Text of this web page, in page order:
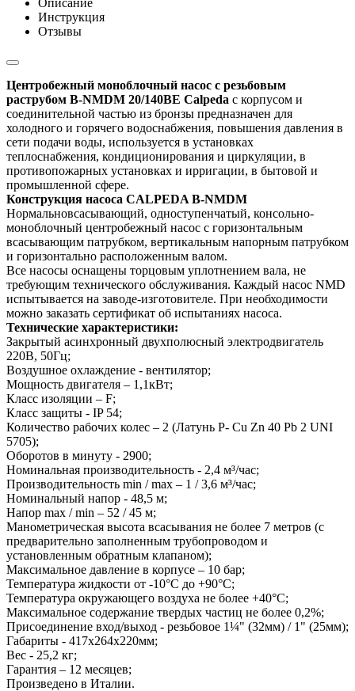
Инструкция
Отзывы
Центробежный моноблочный насос с резьбовым
раструбом B-NMDM 20/140BE Calpeda с корпусом и
соединительной частью из бронзы предназначен для
холодного и горячего водоснабжения, повышения давления в
сети подачи воды, используется в установках
теплоснабжения, кондиционирования и циркуляции, в
противопожарных установках и ирригации, в бытовой и
промышленной сфере.
Конструкция насоса CALPEDA B-NMDM
Нормальновсасывающий, одноступенчатый, консольно-
моноблочный центробежный насос с горизонтальным
всасывающим патрубком, вертикальным напорным патрубком
и горизонтально расположенным валом.
Все насосы оснащены торцовым уплотнением вала, не
требующим технического обслуживания. Каждый насос NMD
испытывается на заводе-изготовителе. При необходимости
можно заказать сертификат об испытаниях насоса.
Технические характеристики:
Закрытый асинхронный двухполюсный электродвигатель
220В, 50Гц;
Воздушное охлаждение - вентилятор;
Мощность двигателя – 1,1кВт;
Класс изоляции – F;
Класс защиты - IP 54;
Количество рабочих колес – 2 (Латунь P- Cu Zn 40 Pb 2 UNI
5705);
Оборотов в минуту - 2900;
Номинальная производительность - 2,4 м³/час;
Производительность min / max – 1 / 3,6 м³/час;
Номинальный напор - 48,5 м;
Напор max / min – 52 / 45 м;
Манометрическая высота всасывания не более 7 метров (с
предварительно заполненным трубопроводом и
установленным обратным клапаном);
Максимальное давление в корпусе – 10 бар;
Температура жидкости от -10°С до +90°С;
Температура окружающего воздуха не более +40°С;
Максимальное содержание твердых частиц не более 0,2%;
Присоединение вход/выход - резьбовое 1¼" (32мм) / 1" (25мм);
Габариты - 417х264х220мм;
Вес - 25,2 кг;
Гарантия – 12 месяцев;
Произведено в Италии.